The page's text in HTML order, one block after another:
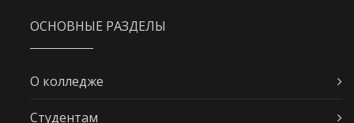
ОСНОВНЫЕ РАЗДЕЛЫ
О колледже
Студентам